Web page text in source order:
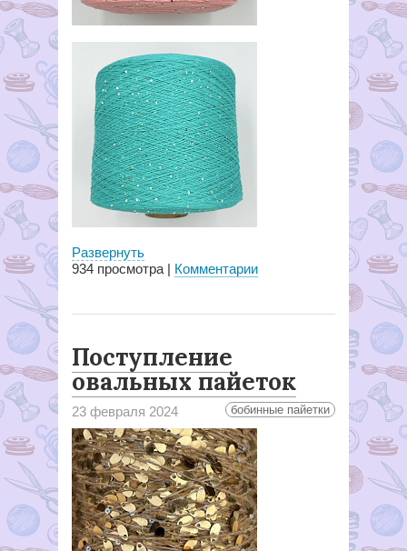
Развернуть
934 просмотра | Комментарии
Поступление
овальных пайеток
23 февраля 2024 бобинные пайетки